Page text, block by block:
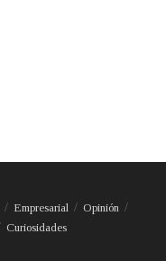
Empresarial
Opinión
Curiosidades